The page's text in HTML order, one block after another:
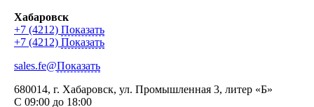
Хабаровск
+7 (4212) Показать
+7 (4212) Показать
sales.fe@Показать
680014, г. Хабаровск, ул. Промышленная 3, литер «Б»
С 09:00 до 18:00